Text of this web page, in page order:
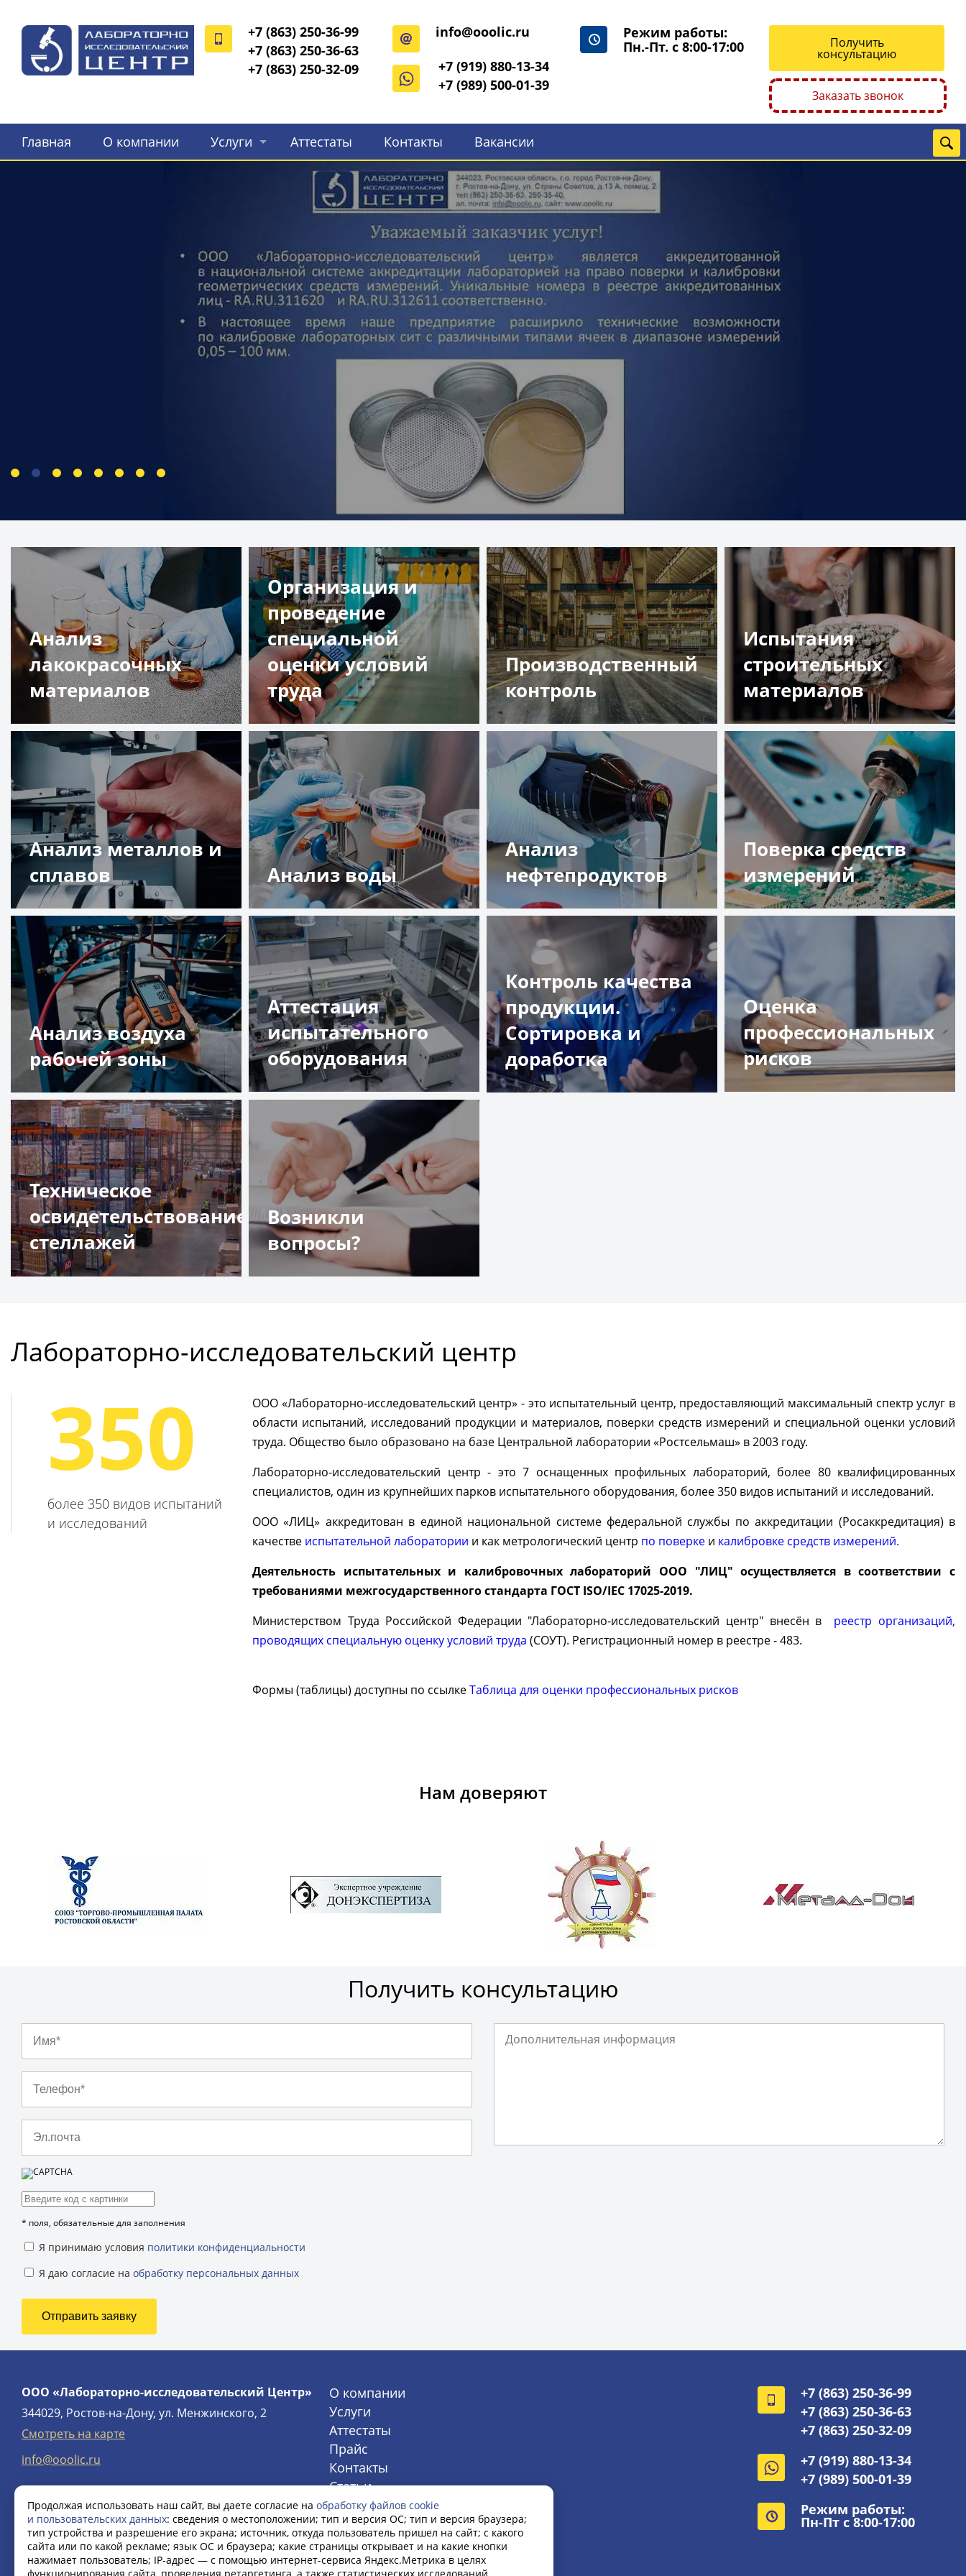
+7 (863) 250-36-99
+7 (863) 250-36-63
+7 (863) 250-32-09
info@ooolic.ru
+7 (919) 880-13-34
+7 (989) 500-01-39
Режим работы:
Пн.-Пт. с 8:00-17:00
Получить
консультацию
Заказать звонок
Главная О компании Услуги Аттестаты Контакты Вакансии
Анализ
лакокрасочных
материалов
Подробнее
Организация и
проведение
специальной
оценки условий
труда
Подробнее
Производственный
контроль
Подробнее
Испытания
строительных
материалов
Подробнее
Анализ металлов и
сплавов
Подробнее
Анализ воды
Подробнее
Анализ
нефтепродуктов
Подробнее
Поверка средств
измерений
Подробнее
Анализ воздуха
рабочей зоны
Подробнее
Аттестация
испытательного
оборудования
Подробнее
Контроль качества
продукции.
Сортировка и
доработка
Оценка
профессиональных
рисков
Техническое
освидетельствование
стеллажей
Возникли
вопросы?
Лабораторно-исследовательский центр
350
более 350 видов испытаний
и исследований
ООО «Лабораторно-исследовательский центр» - это испытательный центр, предоставляющий максимальный спектр услуг в
области испытаний, исследований продукции и материалов, поверки средств измерений и специальной оценки условий
труда. Общество было образовано на базе Центральной лаборатории «Ростсельмаш» в 2003 году.
Лабораторно-исследовательский центр - это 7 оснащенных профильных лабораторий, более 80 квалифицированных
специалистов, один из крупнейших парков испытательного оборудования, более 350 видов испытаний и исследований.
ООО «ЛИЦ» аккредитован в единой национальной системе федеральной службы по аккредитации (Росаккредитация) в
качестве испытательной лаборатории и как метрологический центр по поверке и калибровке средств измерений.
Деятельность испытательных и калибровочных лабораторий ООО "ЛИЦ" осуществляется в соответствии с
требованиями межгосударственного стандарта ГОСТ ISO/IEC 17025-2019.
Министерством Труда Российской Федерации "Лабораторно-исследовательский центр" внесён в реестр организаций,
проводящих специальную оценку условий труда (СОУТ). Регистрационный номер в реестре - 483.
Формы (таблицы) доступны по ссылкеТаблица для оценки профессиональных рисков
Нам доверяют
Получить консультацию
* поля, обязательные для заполнения
Я принимаю условия политики конфиденциальности
Я даю согласие на обработку персональных данных
ООО «Лабораторно-исследовательский Центр»
344029, Ростов-на-Дону, ул. Менжинского, 2
Смотреть на карте
info@ooolic.ru
О компании
Услуги
Аттестаты
Прайс
Контакты
Статьи
+7 (863) 250-36-99
+7 (863) 250-36-63
+7 (863) 250-32-09
+7 (919) 880-13-34
+7 (989) 500-01-39
Режим работы:
Пн-Пт с 8:00-17:00
Продолжая использовать наш сайт, вы даете согласие на обработку файлов cookie
и пользовательских данных: сведения о местоположении; тип и версия ОС; тип и версия браузера;
тип устройства и разрешение его экрана; источник, откуда пользователь пришел на сайт; с какого
сайта или по какой рекламе; язык ОС и браузера; какие страницы открывает и на какие кнопки
нажимает пользователь; IP-адрес — с помощью интернет-сервиса Яндекс.Метрика в целях